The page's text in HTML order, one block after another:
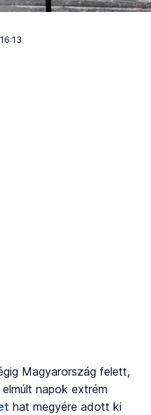
Magyarország felett,
napok extrém
hat megyére adott ki